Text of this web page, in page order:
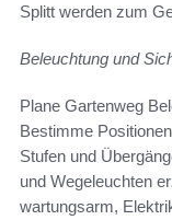
Splitt werden zum
Beleuchtung und
Plane Gartenweg
Bestimme
Stufen und
und Wegeleuchten
wartungsarm,